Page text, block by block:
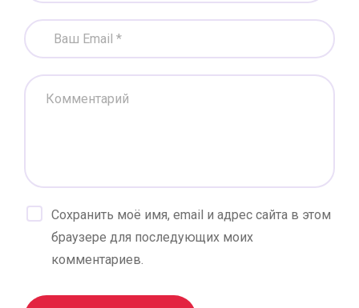
Сохранить моё имя, email и адрес сайта в этом
браузере для последующих моих
комментариев.